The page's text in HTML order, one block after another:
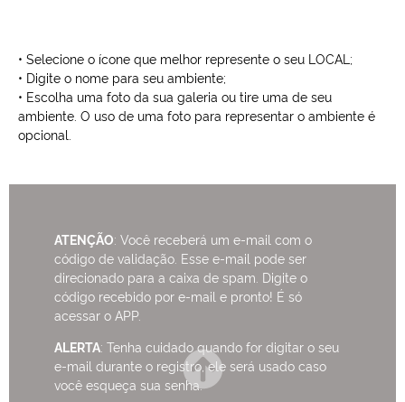
• Selecione o ícone que melhor represente o seu LOCAL;
• Digite o nome para seu ambiente;
• Escolha uma foto da sua galeria ou tire uma de seu
ambiente. O uso de uma foto para representar o ambiente é
opcional.
ATENÇÃO: Você receberá um e-mail com o
código de validação. Esse e-mail pode ser
direcionado para a caixa de spam. Digite o
código recebido por e-mail e pronto! É só
acessar o APP.
ALERTA: Tenha cuidado quando for digitar o seu
e-mail durante o registro, ele será usado caso
você esqueça sua senha.